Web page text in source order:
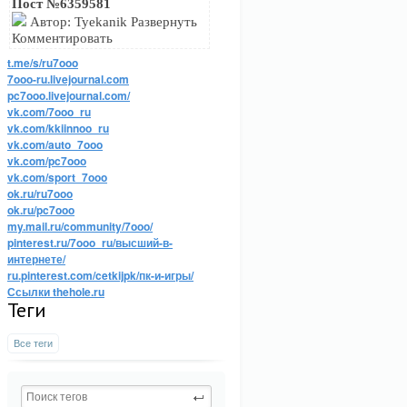
Пост №6359581
Автор: Tyekanik Развернуть
Комментировать
t.me/s/ru7ooo
7ooo-ru.livejournal.com
pc7ooo.livejournal.com/
vk.com/7ooo_ru
vk.com/kkiinnoo_ru
vk.com/auto_7ooo
vk.com/pc7ooo
vk.com/sport_7ooo
ok.ru/ru7ooo
ok.ru/pc7ooo
my.mail.ru/community/7ooo/
pinterest.ru/7ooo_ru/высший-в-
интернете/
ru.pinterest.com/cetkijpk/пк-и-игры/
Ссылки thehole.ru
Теги
Все теги